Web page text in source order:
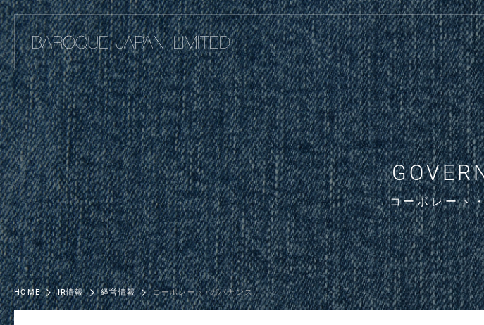
コーポレート
HOME IR情報 経営情報 コーポレート･ガバナンス